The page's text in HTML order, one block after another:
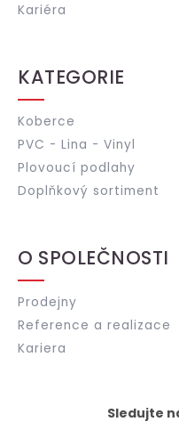
Kariéra
KATEGORIE
Koberce
PVC - Lina - Vinyl
Plovoucí podlahy
Doplňkový sortiment
O SPOLEČNOSTI
Prodejny
Reference a realizace
Kariera
Sledujte